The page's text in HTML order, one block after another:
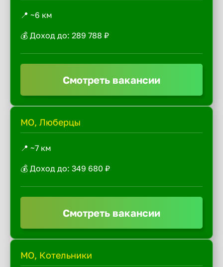
📍 ~6 км
💰 Доход до: 289 788 ₽
Смотреть вакансии
МО, Люберцы
📍 ~7 км
💰 Доход до: 349 680 ₽
Смотреть вакансии
МО, Котельники